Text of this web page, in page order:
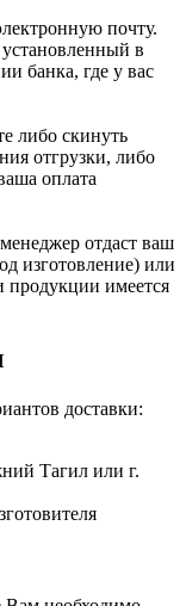
почту.
в
банка, где у вас
либо скинуть
отгрузки, либо
оплата
отдаст ваш
изготовление) или
продукции имеется
доставки:
Тагил или г.